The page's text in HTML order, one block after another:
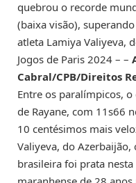
quebrou o recorde
(baixa visão),
atleta Lamiya Valiyeva,
Jogos de Paris 2024 – –
Cabral/CPB/Direitos
Entre os paralímpicos,
de Rayane, com 11s66
10 centésimos mais
Valiyeva, do Azerbaijão,
brasileira foi prata